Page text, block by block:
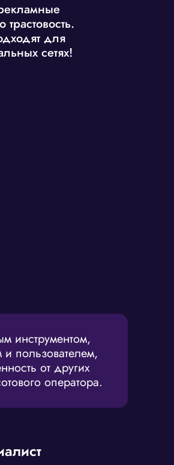
для
сетях!
инструментом,
пользователем,
от других
оператора.